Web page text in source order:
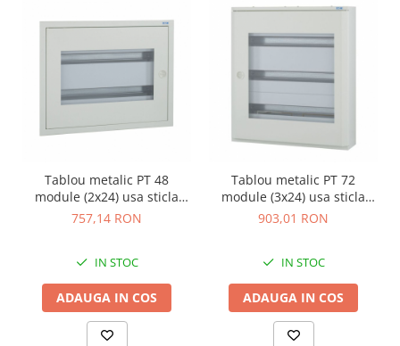
Tablou metalic PT 48
module (2x24) usa sticla
IP30 Eaton alb BF-OT-2/48-C
757,14 RON
IN STOC
ADAUGA IN COS
Tablou metalic PT 72
module (3x24) usa sticla
IP30 Eaton alb BF-OT-3/72-C
903,01 RON
IN STOC
ADAUGA IN COS